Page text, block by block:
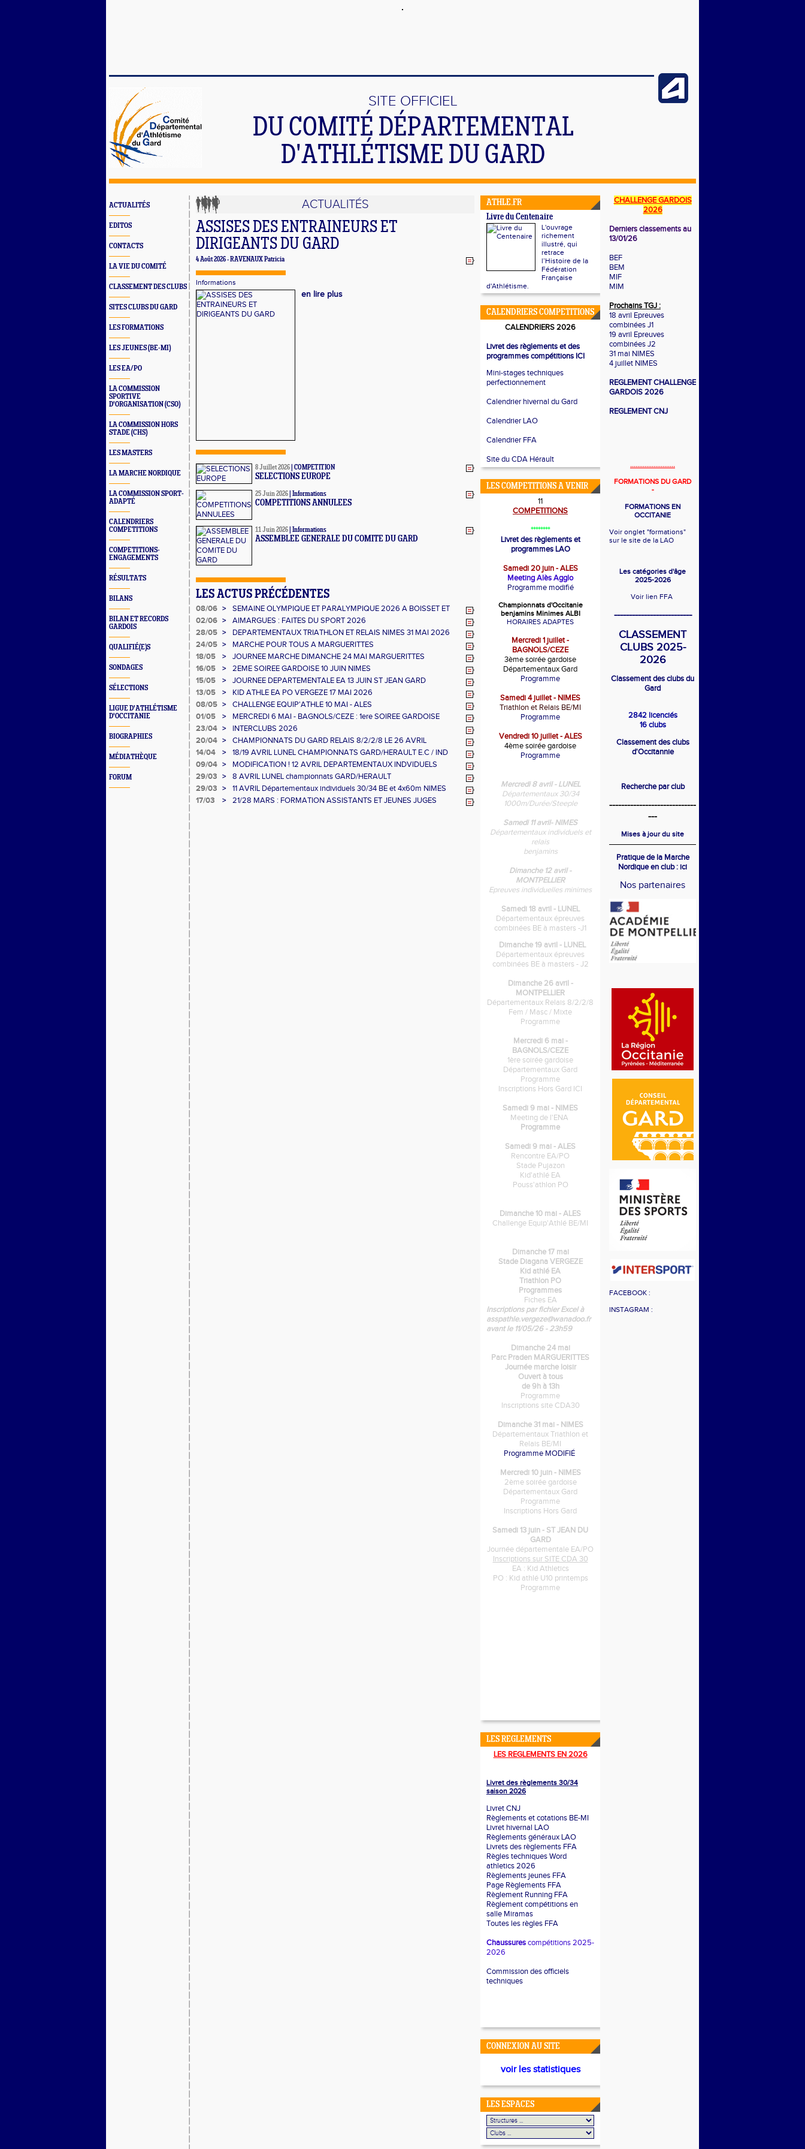
SITE OFFICIEL
DU COMITÉ DÉPARTEMENTAL
D'ATHLÉTISME DU GARD
ACTUALITÉS
EDITOS
CONTACTS
LA VIE DU COMITÉ
CLASSEMENT DES CLUBS
SITES CLUBS DU GARD
LES FORMATIONS
LES JEUNES (BE-MI)
LES EA/PO
LA COMMISSION
SPORTIVE
D'ORGANISATION (CSO)
LA COMMISSION HORS
STADE (CHS)
LES MASTERS
LA MARCHE NORDIQUE
LA COMMISSION SPORT-
ADAPTÉ
CALENDRIERS
COMPETITIONS
COMPETITIONS-
ENGAGEMENTS
RÉSULTATS
BILANS
BILAN ET RECORDS
GARDOIS
QUALIFIÉ(E)S
SONDAGES
SÉLECTIONS
LIGUE D'ATHLÉTISME
D'OCCITANIE
BIOGRAPHIES
MÉDIATHÈQUE
FORUM
ACTUALITÉS
ASSISES DES ENTRAINEURS ET
DIRIGEANTS DU GARD
4 Août 2026 -RAVENAUX Patricia
Informations
en lire plus
8 Juillet 2026 COMPETITION
SELECTIONS EUROPE
25 Juin 2026 Informations
COMPETITIONS ANNULEES
11 Juin 2026 Informations
ASSEMBLEE GENERALE DU COMITE DU GARD
LES ACTUS PRÉCÉDENTES
08/06 >
SEMAINE OLYMPIQUE ET PARALYMPIQUE 2026 A BOISSET ET
GAUJAC
02/06 >
AIMARGUES : FAITES DU SPORT 2026
28/05 >
DEPARTEMENTAUX TRIATHLON ET RELAIS NIMES 31 MAI 2026
24/05 >
MARCHE POUR TOUS A MARGUERITTES
18/05
>
JOURNEE MARCHE DIMANCHE 24 MAI MARGUERITTES
16/05
>
2EME SOIREE GARDOISE 10 JUIN NIMES
15/05
>
JOURNEE DEPARTEMENTALE EA 13 JUIN ST JEAN GARD
13/05
>
KID ATHLE EA PO VERGEZE 17 MAI 2026
08/05 >
CHALLENGE EQUIP'ATHLE 10 MAI - ALES
01/05
>
MERCREDI 6 MAI - BAGNOLS/CEZE : 1ere SOIREE GARDOISE
23/04 >
INTERCLUBS 2026
20/04 >
CHAMPIONNATS DU GARD RELAIS 8/2/2/8 LE 26 AVRIL
14/04
>
18/19 AVRIL LUNEL CHAMPIONNATS GARD/HERAULT E.C / IND
09/04 >
MODIFICATION ! 12 AVRIL DEPARTEMENTAUX INDVIDUELS
MINIMES ET RELAIS
29/03 >
8 AVRIL LUNEL championnats GARD/HERAULT
10000/STEEPLE/DUREE
29/03 >
11 AVRIL Départementaux individuels 30/34 BE et 4x60m NIMES
17/03
> 21/28 MARS : FORMATION ASSISTANTS ET JEUNES JUGES
ATHLE.FR
Livre du Centenaire
L'ouvrage
richement
illustré, qui
retrace
l’Histoire de la
Fédération
Française
d'Athlétisme.
CALENDRIERS COMPETITIONS
CALENDRIERS 2026
Livret des règlements et des
programmes compétitions ICI
Mini-stages techniques
perfectionnement
Calendrier hivernal du Gard
Calendrier LAO
Calendrier FFA
Site du CDA Hérault
LES COMPETITIONS A VENIR
11
COMPETITIONS
********
Livret des règlements et
programmes LAO
Samedi 20 juin - ALES
Meeting Alès Agglo
Programme modifié
Championnats d'Occitanie
benjamins Minimes ALBI
HORAIRES ADAPTES
Mercredi 1 juillet -
BAGNOLS/CEZE
3ème soirée gardoise
Départementaux Gard
Programme
Samedi 4 juillet - NIMES
Triathlon et Relais BE/MI
Programme
Vendredi 10 juillet - ALES
4ème soirée gardoise
Programme
Mercredi 8 avril - LUNEL
Départementaux 30/34
1000m/Durée/Steeple
Samedi 11 avril- NIMES
Départementaux individuels et
relais
benjamins
Dimanche 12 avril -
MONTPELLIER
Epreuves individuelles minimes
Samedi 18 avril - LUNEL
Départementaux épreuves
combinées BE à masters -J1
Dimanche 19 avril - LUNEL
Départementaux épreuves
combinées BE à masters - J2
Dimanche 26 avril -
MONTPELLIER
Départementaux Relais 8/2/2/8
Fem / Masc / Mixte
Programme
Mercredi 6 mai -
BAGNOLS/CEZE
1ère soirée gardoise
Départementaux Gard
Programme
Inscriptions Hors Gard ICI
Samedi 9 mai - NIMES
Meeting de l'ENA
Programme
Samedi 9 mai - ALES
Rencontre EA/PO
Stade Pujazon
Kid'athlé EA
Pouss'athlon PO
Dimanche 10 mai - ALES
Challenge Equip'Athlé BE/MI
Dimanche 17 mai
Stade Diagana VERGEZE
Kid athlé EA
Triathlon PO
Programmes
Fiches EA
Inscriptions par fichier Excel à
asspathle.vergeze@wanadoo.fr
avant le 11/05/26 - 23h59
Dimanche 24 mai
Parc Praden MARGUERITTES
Journée marche loisir
Ouvert à tous
de 9h à 13h
Programme
Inscriptions site CDA30
Dimanche 31 mai - NIMES
Départementaux Triathlon et
Relais BE/MI
Programme MODIFIÉ
Mercredi 10 juin - NIMES
2ème soirée gardoise
Départementaux Gard
Programme
Inscriptions Hors Gard
Samedi 13 juin - ST JEAN DU
GARD
Journée départementale EA/PO
Inscriptions sur SITE CDA 30
EA : Kid Athletics
PO : Kid athlé U10 printemps
Programme
LES REGLEMENTS
LES REGLEMENTS EN 2026
Livret des règlements 30/34
saison 2026
Livret CNJ
Règlements et cotations BE-MI
Livret hivernal LAO
Règlements généraux LAO
Livrets des règlements FFA
Règles techniques Word
athletics 2026
Règlements jeunes FFA
Page Règlements FFA
Règlement Running FFA
Règlement compétitions en
salle Miramas
Toutes les règles FFA
Chaussurescompétitions 2025-
2026
Commission des officiels
techniques
CONNEXION AU SITE
voir les statistiques
LES ESPACES
CHALLENGE GARDOIS
2026
Derniers classements au
13/01/26
BEF
BEM
MIF
MIM
Prochains TGJ :
18 avril Epreuves
combinées J1
19 avril Epreuves
combinées J2
31 mai NIMES
4 juillet NIMES
REGLEMENT CHALLENGE
GARDOIS 2026
REGLEMENT CNJ
.........................
FORMATIONS DU GARD
-
FORMATIONS EN
OCCITANIE
Voir onglet "formations"
sur le site de la LAO
Les catégories d'âge
2025-2026
Voir lien FFA
--------------------------
CLASSEMENT
CLUBS 2025-
2026
Classement des clubs du
Gard
2842 licenciés
16 clubs
Classement des clubs
d'Occitannie
Recherche par club
-----------------------------
---
Mises à jour du site
Pratique de la Marche
Nordiqueen club : ici
Nos partenaires
FACEBOOK :
INSTAGRAM :